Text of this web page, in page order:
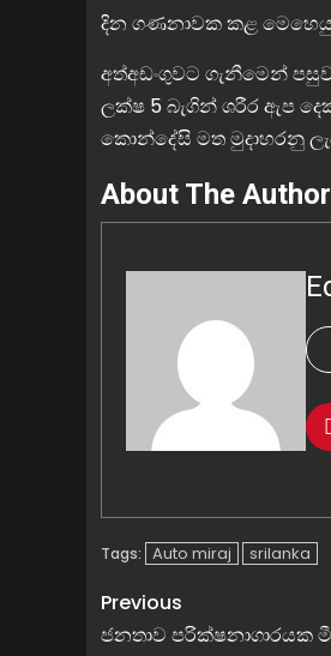
දින ගණනාවක කළ
අත්අඩංගුවට ගැනීමෙන්
ලක්ෂ 5 බැගින් ශරීර ඇප
කොන්දේසි මත මුදාහරනු
About The Author
Tags: Auto miraj srilanka
Previous
ජනතාව පරික්ෂනාගාරයක